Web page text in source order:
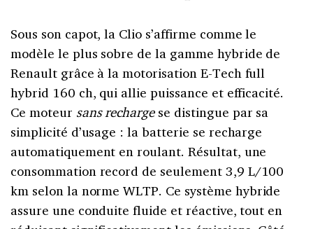
Sous son capot, la Clio s’affirme comme le
modèle le plus sobre de la gamme hybride de
Renault grâce à la motorisation E-Tech full
hybrid 160 ch, qui allie puissance et efficacité.
Ce moteur sans rechargese distingue par sa
simplicité d’usage : la batterie se recharge
automatiquement en roulant. Résultat, une
consommation record de seulement 3,9 L/100
km selon la norme WLTP. Ce système hybride
assure une conduite fluide et réactive, tout en